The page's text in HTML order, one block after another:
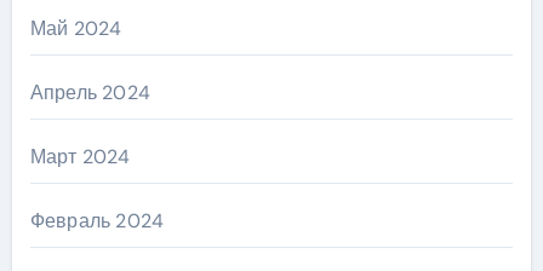
Май 2024
Апрель 2024
Март 2024
Февраль 2024